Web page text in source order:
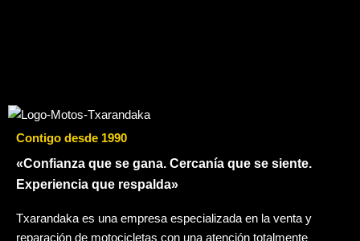
Contigo desde 1990
«Confianza que se gana. Cercanía que se siente.
Experiencia que respalda»
Txarandaka es una empresa especializada en la venta y
reparación de motocicletas con una atención totalmente